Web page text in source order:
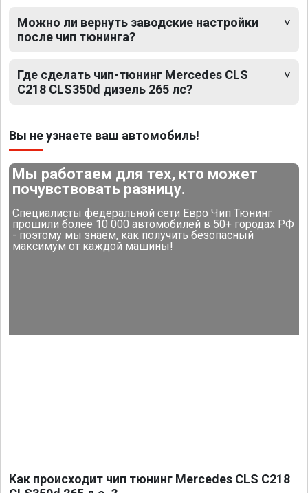
Можно ли вернуть заводские настройки
после чип тюнинга?
Где сделать чип-тюнинг Mercedes CLS
C218 CLS350d дизель 265 лс?
Вы не узнаете ваш автомобиль!
Мы работаем для тех, кто может
почувствовать разницу.
Специалисты федеральной сети Евро Чип Тюнинг
прошили более 10 000 автомобилей в 50+ городах РФ
- поэтому мы знаем, как получить безопасный
максимум от каждой машины!
Как происходит чип тюнинг Mercedes CLS C218